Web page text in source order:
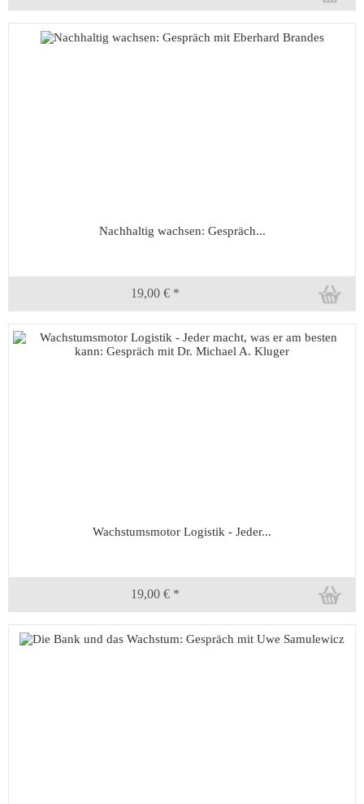
Nachhaltig wachsen: Gespräch...
19,00 € *
Wachstumsmotor Logistik - Jeder...
19,00 € *